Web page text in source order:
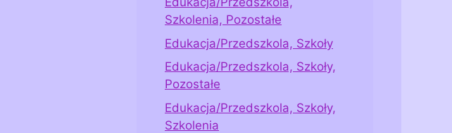
Szkolenia, Pozostałe
Edukacja/Przedszkola, Szkoły
Edukacja/Przedszkola, Szkoły,
Pozostałe
Edukacja/Przedszkola, Szkoły,
Szkolenia